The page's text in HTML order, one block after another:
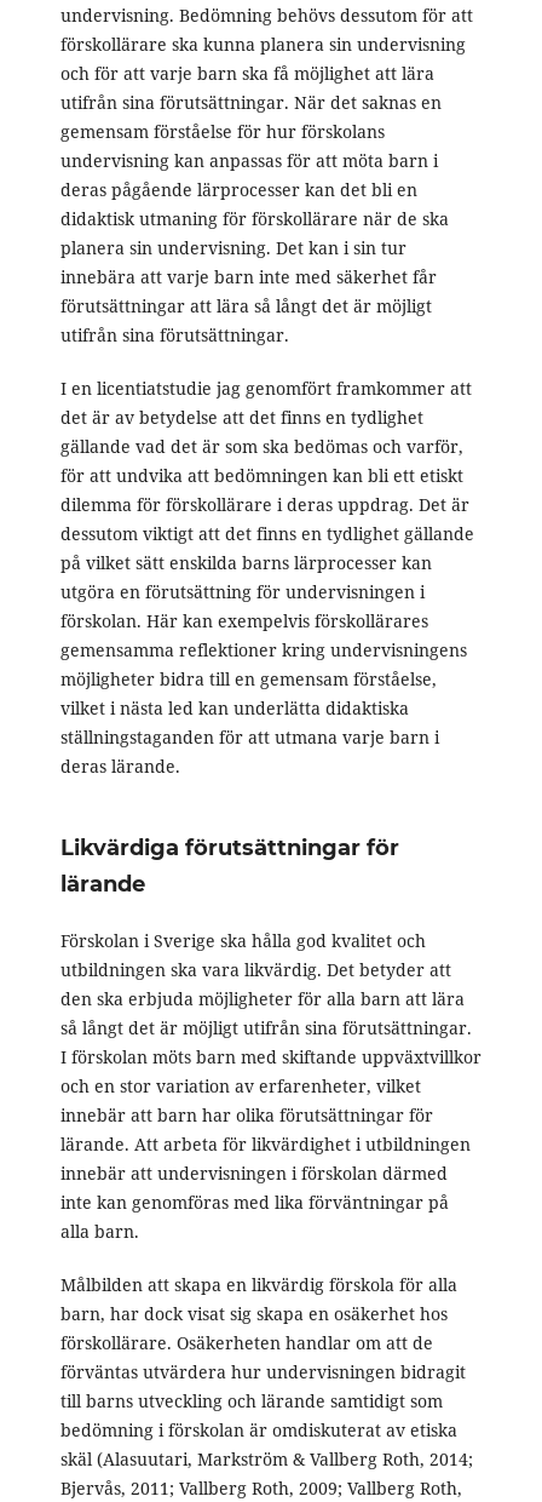
undervisning. Bedömning behövs dessutom för att
förskollärare ska kunna planera sin undervisning
och för att varje barn ska få möjlighet att lära
utifrån sina förutsättningar. När det saknas en
gemensam förståelse för hur förskolans
undervisning kan anpassas för att möta barn i
deras pågående lärprocesser kan det bli en
didaktisk utmaning för förskollärare när de ska
planera sin undervisning. Det kan i sin tur
innebära att varje barn inte med säkerhet får
förutsättningar att lära så långt det är möjligt
utifrån sina förutsättningar.
I en licentiatstudie jag genomfört framkommer att
det är av betydelse att det finns en tydlighet
gällande vad det är som ska bedömas och varför,
för att undvika att bedömningen kan bli ett etiskt
dilemma för förskollärare i deras uppdrag. Det är
dessutom viktigt att det finns en tydlighet gällande
på vilket sätt enskilda barns lärprocesser kan
utgöra en förutsättning för undervisningen i
förskolan. Här kan exempelvis förskollärares
gemensamma reflektioner kring undervisningens
möjligheter bidra till en gemensam förståelse,
vilket i nästa led kan underlätta didaktiska
ställningstaganden för att utmana varje barn i
deras lärande.
Likvärdiga förutsättningar för
lärande
Förskolan i Sverige ska hålla god kvalitet och
utbildningen ska vara likvärdig. Det betyder att
den ska erbjuda möjligheter för alla barn att lära
så långt det är möjligt utifrån sina förutsättningar.
I förskolan möts barn med skiftande uppväxtvillkor
och en stor variation av erfarenheter, vilket
innebär att barn har olika förutsättningar för
lärande. Att arbeta för likvärdighet i utbildningen
innebär att undervisningen i förskolan därmed
inte kan genomföras med lika förväntningar på
alla barn.
Målbilden att skapa en likvärdig förskola för alla
barn, har dock visat sig skapa en osäkerhet hos
förskollärare. Osäkerheten handlar om att de
förväntas utvärdera hur undervisningen bidragit
till barns utveckling och lärande samtidigt som
bedömning i förskolan är omdiskuterat av etiska
skäl (Alasuutari, Markström & Vallberg Roth, 2014;
Bjervås, 2011; Vallberg Roth, 2009; Vallberg Roth,